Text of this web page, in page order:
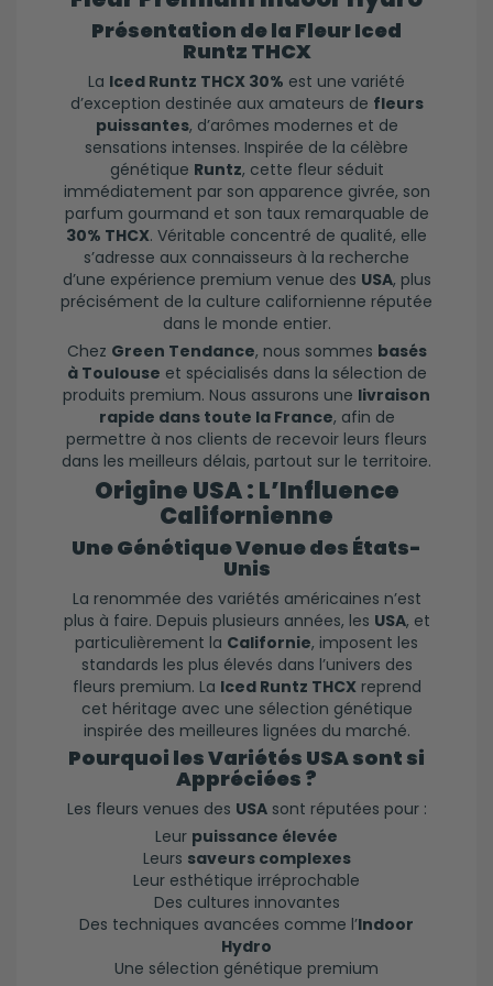
Présentation de la Fleur Iced
Runtz THCX
La Iced Runtz THCX 30% est une variété
d’exception destinée aux amateurs de fleurs
puissantes, d’arômes modernes et de
sensations intenses. Inspirée de la célèbre
génétique Runtz, cette fleur séduit
immédiatement par son apparence givrée, son
parfum gourmand et son taux remarquable de
30% THCX. Véritable concentré de qualité, elle
s’adresse aux connaisseurs à la recherche
d’une expérience premium venue des USA, plus
précisément de la culture californienne réputée
dans le monde entier.
Chez Green Tendance, nous sommes basés
à Toulouse et spécialisés dans la sélection de
produits premium. Nous assurons une livraison
rapide dans toute la France, afin de
permettre à nos clients de recevoir leurs fleurs
dans les meilleurs délais, partout sur le territoire.
Origine USA : L’Influence
Californienne
Une Génétique Venue des États-
Unis
La renommée des variétés américaines n’est
plus à faire. Depuis plusieurs années, les USA, et
particulièrement la Californie, imposent les
standards les plus élevés dans l’univers des
fleurs premium. La Iced Runtz THCXreprend
cet héritage avec une sélection génétique
inspirée des meilleures lignées du marché.
Pourquoi les Variétés USA sont si
Appréciées ?
Les fleurs venues des USAsont réputées pour :
Leur puissance élevée
Leurs saveurs complexes
Leur esthétique irréprochable
Des cultures innovantes
Des techniques avancées comme l’Indoor
Hydro
Une sélection génétique premium